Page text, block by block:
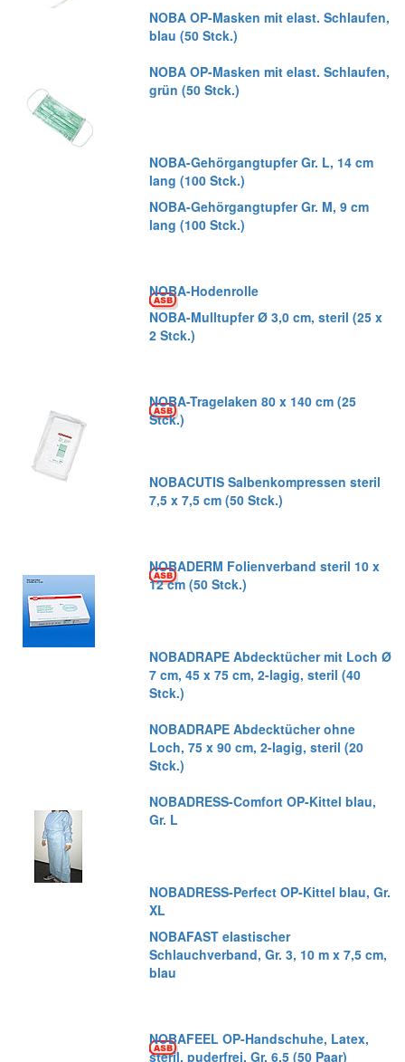
NOBA OP-Masken mit elast. Schlaufen,
blau (50 Stck.)
NOBA OP-Masken mit elast. Schlaufen,
grün (50 Stck.)
NOBA-Gehörgangtupfer Gr. L, 14 cm
lang (100 Stck.)
NOBA-Gehörgangtupfer Gr. M, 9 cm
lang (100 Stck.)
NOBA-Hodenrolle
NOBA-Mulltupfer Ø 3,0 cm, steril (25 x
2 Stck.)
NOBA-Tragelaken 80 x 140 cm (25
Stck.)
NOBACUTIS Salbenkompressen steril
7,5 x 7,5 cm (50 Stck.)
NOBADERM Folienverband steril 10 x
12 cm (50 Stck.)
NOBADRAPE Abdecktücher mit Loch Ø
7 cm, 45 x 75 cm, 2-lagig, steril (40
Stck.)
NOBADRAPE Abdecktücher ohne
Loch, 75 x 90 cm, 2-lagig, steril (20
Stck.)
NOBADRESS-Comfort OP-Kittel blau,
Gr. L
NOBADRESS-Perfect OP-Kittel blau, Gr.
XL
NOBAFAST elastischer
Schlauchverband, Gr. 3, 10 m x 7,5 cm,
blau
NOBAFEEL OP-Handschuhe, Latex,
steril, puderfrei, Gr. 6,5 (50 Paar)